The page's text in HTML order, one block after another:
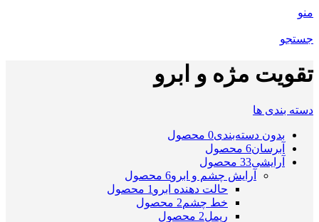
منو
جستجو
تقویت مژه و ابرو
دسته بندی ها
بدون دسته‌بندی0 محصول
آبرسان6 محصول
آرایشی33 محصول
آرایش چشم و ابرو6 محصول
حالت دهنده ابرو 1 محصول
خط چشم2 محصول
ریمل2 محصول